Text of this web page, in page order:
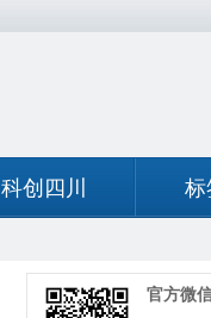
科创四川 标
官方微